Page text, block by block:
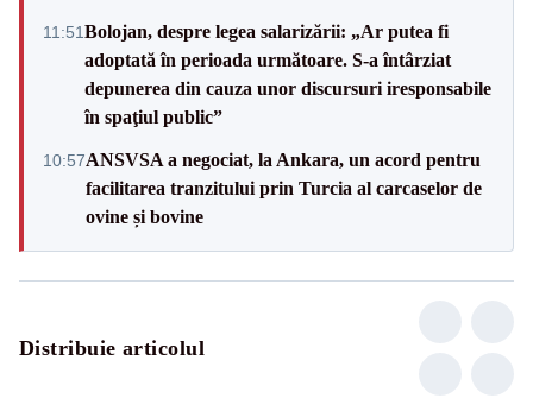
11:51Bolojan, despre legea salarizării: „Ar putea fi
adoptată în perioada următoare. S-a întârziat
depunerea din cauza unor discursuri iresponsabile
în spaţiul public”
10:57ANSVSA a negociat, la Ankara, un acord pentru
facilitarea tranzitului prin Turcia al carcaselor de
ovine și bovine
Distribuie articolul